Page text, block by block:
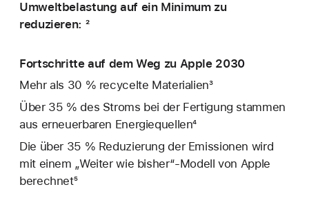
Umweltbelastung auf ein Minimum zu
reduzieren: ²
Fortschritte auf dem Weg zu Apple 2030
Mehr als 30 % recycelte Materialien³
Über 35 % des Stroms bei der Fertigung stammen
aus erneuerbaren Energiequellen⁴
Die über 35 % Reduzierung der Emissionen wird
mit einem „Weiter wie bisher“-Modell von Apple
berechnet⁵